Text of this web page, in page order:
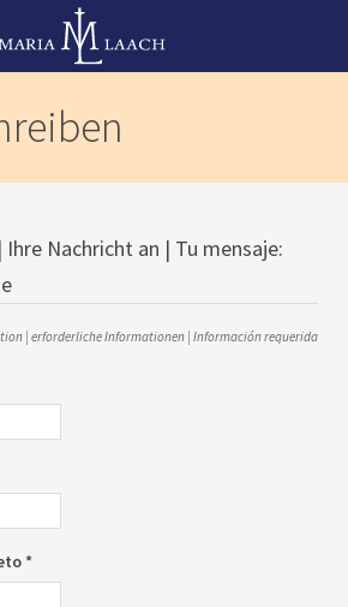
Nachricht an | Tu mensaje:
| erforderliche Informationen | Información requerida
*